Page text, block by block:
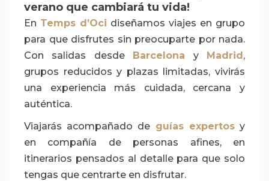
verano que cambiará tu vida!
En Temps d’Oci diseñamos viajes en grupo
para que disfrutes sin preocuparte por nada.
Con salidas desde Barcelona y Madrid,
grupos reducidos y plazas limitadas, vivirás
una experiencia más cuidada, cercana y
auténtica.
Viajarás acompañado de guías expertosy
en compañía de personas afines, en
itinerarios pensados al detalle para que solo
tengas que centrarte en disfrutar.